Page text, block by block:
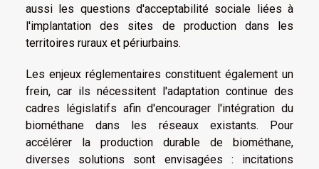
aussi les questions d'acceptabilité sociale liées à
l'implantation des sites de production dans les
territoires ruraux et périurbains.
Les enjeux réglementaires constituent également un
frein, car ils nécessitent l'adaptation continue des
cadres législatifs afin d'encourager l'intégration du
biométhane dans les réseaux existants. Pour
accélérer la production durable de biométhane,
diverses solutions sont envisagées : incitations